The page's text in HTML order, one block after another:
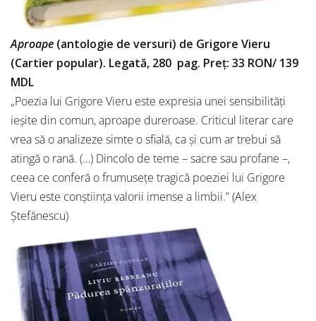
Aproape (antologie de versuri) de Grigore Vieru
(Cartier popular). Legată, 280 pag. Preț: 33 RON/ 139
MDL
„Poezia lui Grigore Vieru este expresia unei sensibilități
ieșite din comun, aproape dureroase. Criticul literar care
vrea să o analizeze simte o sfială, ca și cum ar trebui să
atingă o rană. (…) Dincolo de teme – sacre sau profane –,
ceea ce conferă o frumusețe tragică poeziei lui Grigore
Vieru este conștiința valorii imense a limbii.” (Alex
Ștefănescu)